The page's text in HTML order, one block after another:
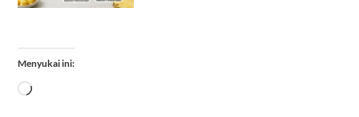
Menyukai ini:
Memuat...